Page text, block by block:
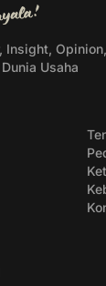
Insight,
Usaha